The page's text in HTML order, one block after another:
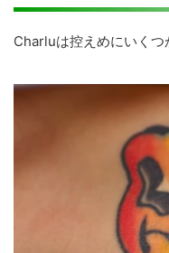
Charluは控えめにいくつ